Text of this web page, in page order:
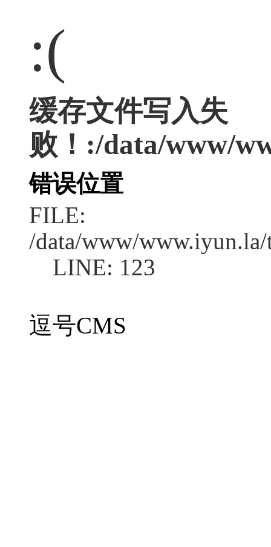
:(
缓存文件写入失
败！:/data/www/
错误位置
FILE:
/data/www/
LINE: 123
逗号CMS